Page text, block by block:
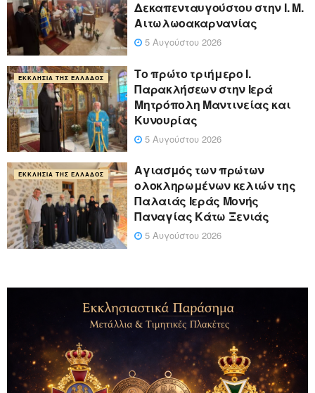
Δεκαπενταυγούστου στην Ι. Μ.
Αιτωλωοακαρνανίας
5 Αυγούστου 2026
ΕΚΚΛΗΣΊΑ ΤΗΣ ΕΛΛΆΔΟΣ
Το πρώτο τριήμερο Ι.
Παρακλήσεων στην Ιερά
Μητρόπολη Μαντινείας και
Κυνουρίας
5 Αυγούστου 2026
ΕΚΚΛΗΣΊΑ ΤΗΣ ΕΛΛΆΔΟΣ
Αγιασμός των πρώτων
ολοκληρωμένων κελιών της
Παλαιάς Ιεράς Μονής
Παναγίας Κάτω Ξενιάς
5 Αυγούστου 2026